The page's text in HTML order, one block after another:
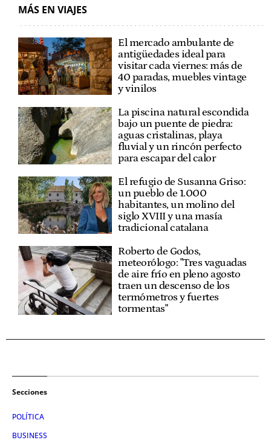
MÁS EN VIAJES
El mercado ambulante de
antigüedades ideal para
visitar cada viernes: más de
40 paradas, muebles vintage
y vinilos
La piscina natural escondida
bajo un puente de piedra:
aguas cristalinas, playa
fluvial y un rincón perfecto
para escapar del calor
El refugio de Susanna Griso:
un pueblo de 1.000
habitantes, un molino del
siglo XVIII y una masía
tradicional catalana
Roberto de Godos,
meteorólogo: "Tres vaguadas
de aire frío en pleno agosto
traen un descenso de los
termómetros y fuertes
tormentas"
Secciones
POLÍTICA
BUSINESS